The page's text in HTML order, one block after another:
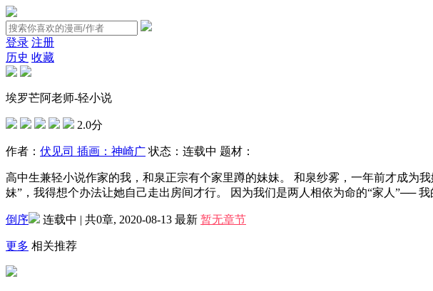
登录 注册
历史 收藏
埃罗芒阿老师-轻小说
2.0分
作者： 伏见司 插画：神崎广 状态： 连载中 题材：
高中生兼轻小说作家的我，和泉正宗有个家里蹲的妹妹。 和泉纱雾，一年前才成为
妹”，我得想个办法让她自己走出房间才行。 因为我们是两人相依为命的“家人”──
倒序 连载中 | 共0章, 2020-08-13 最新 暂无章节
更多 相关推荐